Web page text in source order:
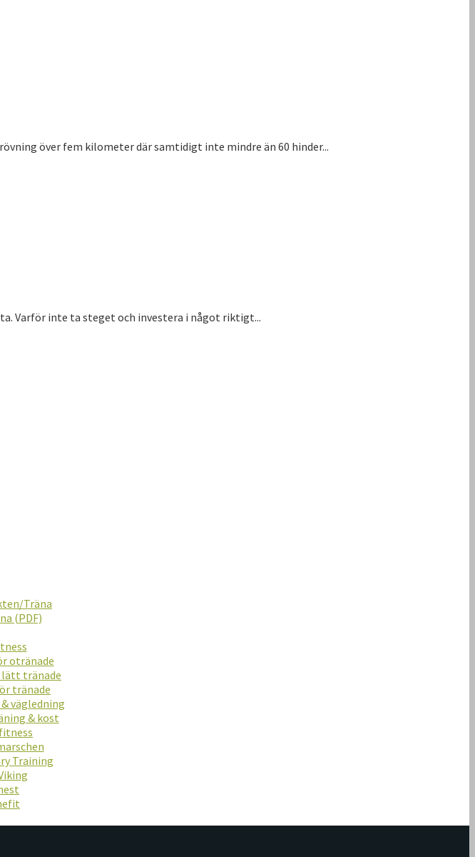
över fem kilometer där samtidigt inte mindre än 60 hinder...
Varför inte ta steget och investera i något riktigt...
Träna
(PDF)
otränade
lätt tränade
tränade
vägledning
& kost
Training